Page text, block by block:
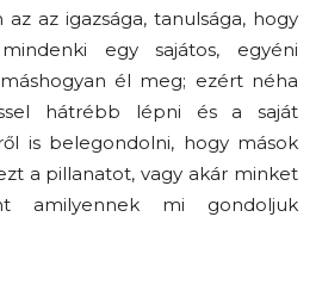
az igazsága, tanulsága, hogy
egy sajátos, egyéni
él meg; ezért néha
hátrébb lépni és a saját
is belegondolni, hogy mások
a pillanatot, vagy akár minket
amilyennek mi gondoljuk